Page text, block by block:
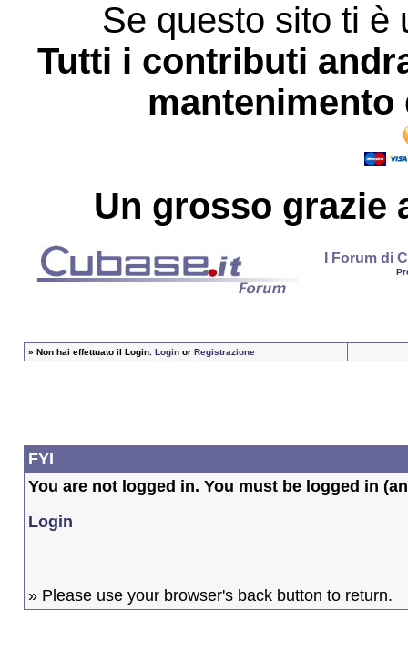
Se questo sito ti è
Tutti i contributi
Un grosso grazie
I Forum di
» Non hai effettuato il Login. Loginor Registrazione
FYI
You are not logged in. You must be logged in
Login
» Please use your browser's back button to return.